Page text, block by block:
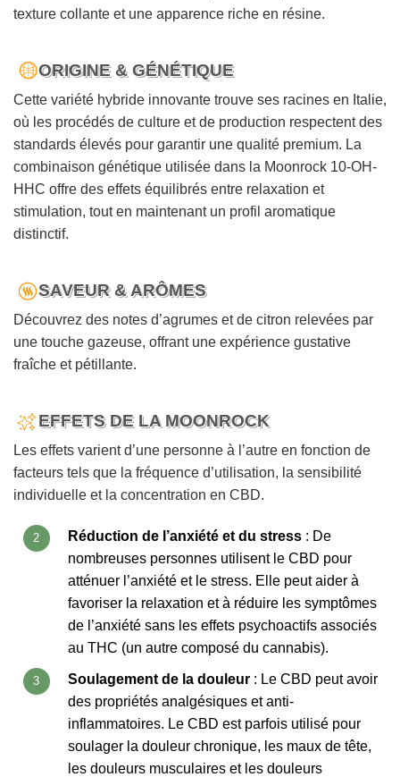
texture collante et une apparence riche en résine.
ORIGINE & GÉNÉTIQUE
Cette variété hybride innovante trouve ses racines en Italie,
où les procédés de culture et de production respectent des
standards élevés pour garantir une qualité premium. La
combinaison génétique utilisée dans la Moonrock 10-OH-
HHC offre des effets équilibrés entre relaxation et
stimulation, tout en maintenant un profil aromatique
distinctif.
SAVEUR & ARÔMES
Découvrez des notes d’agrumes et de citron relevées par
une touche gazeuse, offrant une expérience gustative
fraîche et pétillante.
EFFETS DE LA MOONROCK
Les effets varient d’une personne à l’autre en fonction de
facteurs tels que la fréquence d’utilisation, la sensibilité
individuelle et la concentration en CBD.
Réduction de l’anxiété et du stress: De
nombreuses personnes utilisent le CBD pour
atténuer l’anxiété et le stress. Elle peut aider à
favoriser la relaxation et à réduire les symptômes
de l’anxiété sans les effets psychoactifs associés
au THC (un autre composé du cannabis).
Soulagement de la douleur: Le CBD peut avoir
des propriétés analgésiques et anti-
inflammatoires. Le CBD est parfois utilisé pour
soulager la douleur chronique, les maux de tête,
les douleurs musculaires et les douleurs